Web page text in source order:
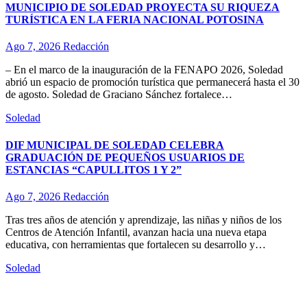
MUNICIPIO DE SOLEDAD PROYECTA SU RIQUEZA
TURÍSTICA EN LA FERIA NACIONAL POTOSINA
Ago 7, 2026 Redacción
– En el marco de la inauguración de la FENAPO 2026, Soledad
abrió un espacio de promoción turística que permanecerá hasta el 30
de agosto. Soledad de Graciano Sánchez fortalece…
Soledad
DIF MUNICIPAL DE SOLEDAD CELEBRA
GRADUACIÓN DE PEQUEÑOS USUARIOS DE
ESTANCIAS “CAPULLITOS 1 Y 2”
Ago 7, 2026 Redacción
Tras tres años de atención y aprendizaje, las niñas y niños de los
Centros de Atención Infantil, avanzan hacia una nueva etapa
educativa, con herramientas que fortalecen su desarrollo y…
Soledad